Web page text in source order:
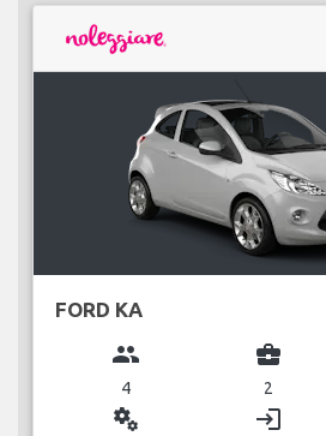
FORD KA
group
4
business_center
2
miscellaneous_services login